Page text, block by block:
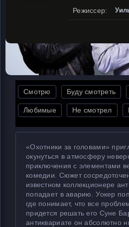
Режиссер:
Смотрю Буду смотреть
Любимые Не смотрел
«Охотники за головами»
окунуться в атмосферу
приключения с элементами
комедии. Сюжет
известном коллекционере
попадает в аварию. Уокер
где понимает, что все
придется решать его Суне
антиквариате он абсолютно